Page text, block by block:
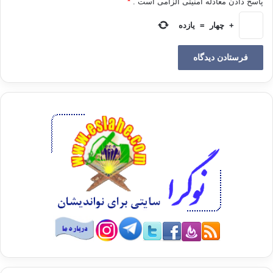
می‌رساند، با توجه به قسمت پایانی آیه «يَزيدُ في‌الخَلقِ ما يَشاء».
شرح تفصیلی آیه :
1- «ملائكه با توجّه به مسؤولیتش مجهّز به جهازي است كه با آن از
آسمان به زمين، و از زمين به آسمان مي‌رود، و از هر جائي به هر
نظير بال مرغان دارد، كه پوشيده از پر است.
2- مناسبت ذكر بال‌ها برای تفهیم درک انسان است، چون انسان جز
شكل دو بال براي پرنده را نمي‌شناسد، و در فرموده‌ی خداوند : «يزيدُ
في الخلقِ ما يَشاء» بدين وسيله قرآن آزادي مشيّت و اراده‌ي خدا را
مقرر مي‌دارد، ولی آن را مقيّد به شكلي از اشكال آفرينش نمي‌نمايد.
3- جمله‌ي (اوُلي اجنحه مَثي و ثلاث و رُباعَ)، صفت ملائكه است، و
كلمه‌ي مثني و كلمه‌ي (ثُلاث) و كلمه‌ي (رُباع) هر سه الفاظي هستند،
كلمه‌ (ثُلاث) به معني سه‌تاسه‌تا، و كلمه‌ي (رُباع) به معناي
+ چهار = یازده